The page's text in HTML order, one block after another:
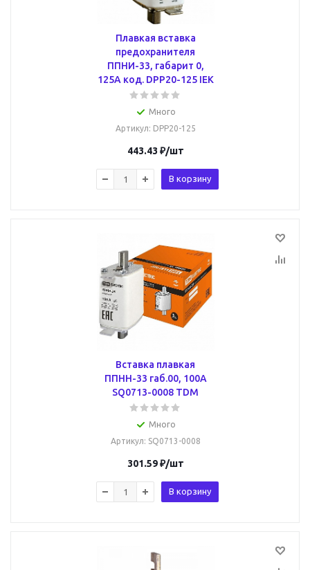
Плавкая вставка
предохранителя
ППНИ-33, габарит 0,
125А код. DPP20-125 IEK
Много
Артикул: DPP20-125
443.43 ₽/шт
В корзину
Вставка плавкая
ППНН-33 габ.00, 100А
SQ0713-0008 TDM
Много
Артикул: SQ0713-0008
301.59₽/шт
В корзину